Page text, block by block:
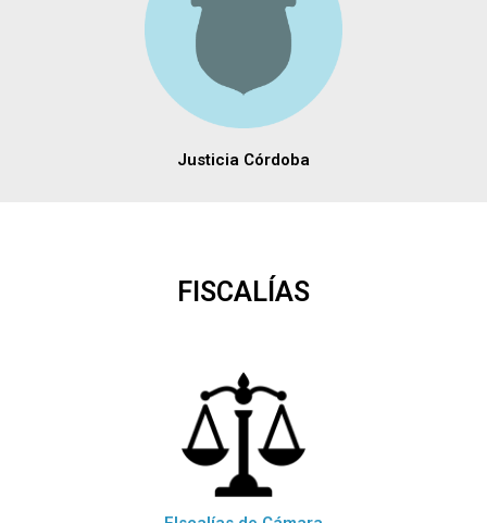
Justicia Córdoba
FISCALÍAS